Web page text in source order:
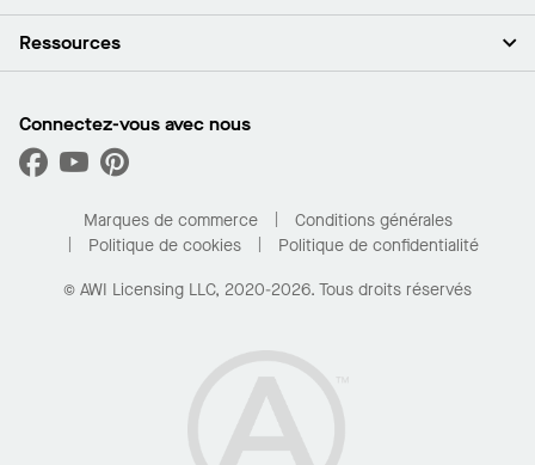
Espace presse
Quelles sont mes options d’achat?
Plafonds
Capacités sur mesure
Performance
Ressources
Trouver un distributeur
Trouver un distributeur
Pour la maison
Connectez-vous avec nous
Marques de commerce
Conditions générales
Politique de cookies
Politique de confidentialité
© AWI Licensing LLC, 2020-2026. Tous droits réservés